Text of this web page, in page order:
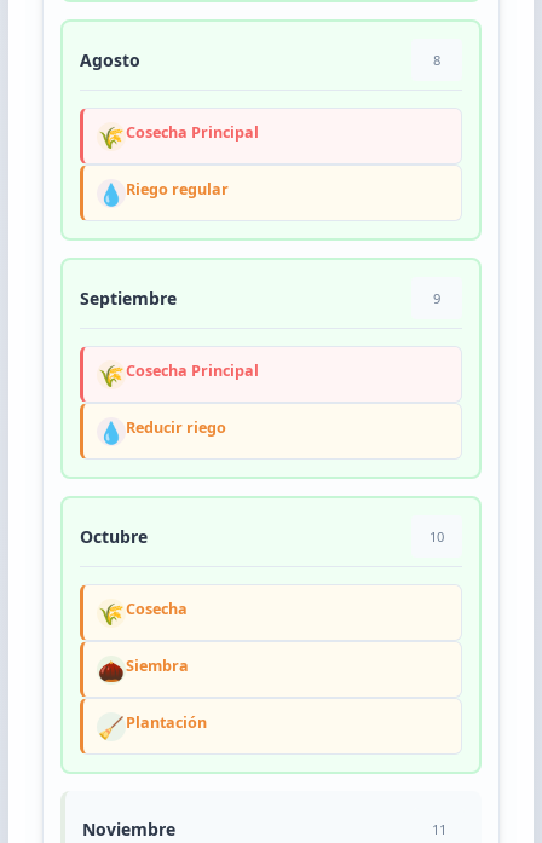
Agosto 8
🌾Cosecha Principal
💧 Riego regular
Septiembre 9
🌾Cosecha Principal
💧 Reducir riego
Octubre 10
🌾Cosecha
🌰Siembra
🧹Plantación
Noviembre 11